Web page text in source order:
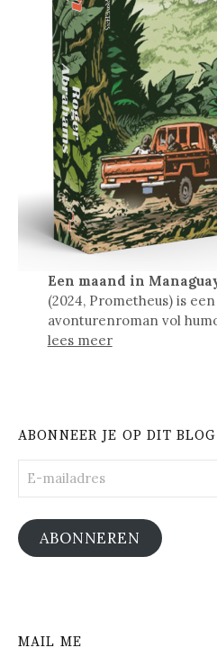
Een maand in
(2024, Prometheus) is
avonturenroman vol
lees meer
ABONNEER JE OP DIT
mailadres
ABONNEREN
MAIL ME